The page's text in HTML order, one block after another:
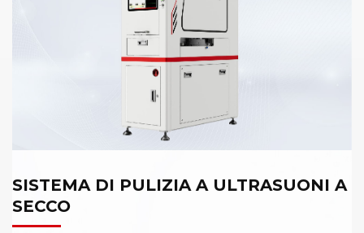
SISTEMA DI PULIZIA A ULTRASUONI A
SECCO